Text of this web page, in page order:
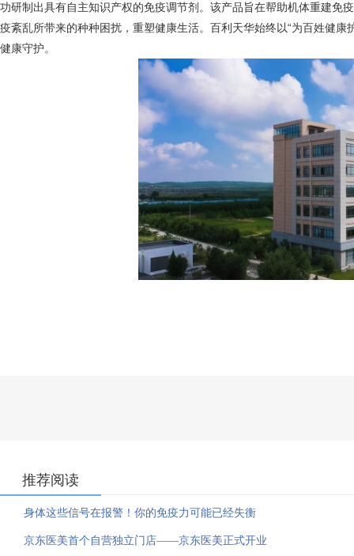
功研制出具有自主知识产权的免疫调节剂。该产品旨在帮助机体重建免
疫紊乱所带来的种种困扰，重塑健康生活。百利天华始终以“为百姓健
健康守护。
推荐阅读
身体这些信号在报警！你的免疫力可能已经失衡
京东医美首个自营独立门店——京东医美正式开业